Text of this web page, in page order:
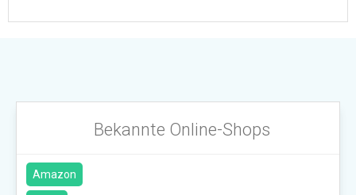
Bekannte Online-Shops
Amazon